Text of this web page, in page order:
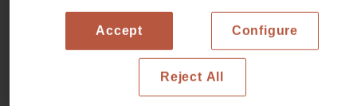
integrados con una decoración actual, elegante y
acogedora. El edificio cuenta con una entrada señorial y
una elegante escalera típica del Eixample, que refuerzan el
encanto arquitectónico del conjunto.
Reject All
Accept Configure